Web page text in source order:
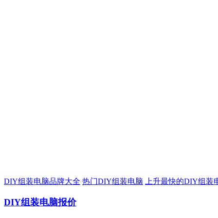
DIY组装电脑品牌大全 热门DIY组装电脑 上升最快的DIY组装
DIY组装电脑报价